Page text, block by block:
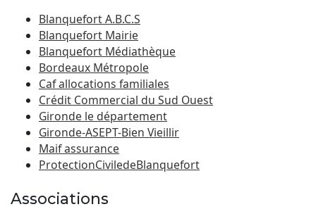
Blanquefort A.B.C.S
Blanquefort Mairie
Blanquefort Médiathèque
Bordeaux Métropole
Caf allocations familiales
Crédit Commercial du Sud Ouest
Gironde le département
Gironde-ASEPT-Bien Vieillir
Maif assurance
ProtectionCiviledeBlanquefort
Associations